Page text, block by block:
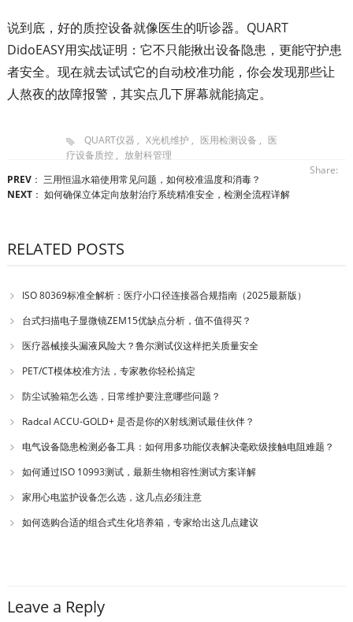
说到底，好的质控设备就像医生的听诊器。QUART
DidoEASY用实战证明：它不只能揪出设备隐患，更能守护患
者安全。现在就去试试它的自动校准功能，你会发现那些让
人熬夜的故障报警，其实点几下屏幕就能搞定。
QUART仪器 , X光机维护 , 医用检测设备 , 医
疗设备质控 , 放射科管理
Share:
PREV： 三用恒温水箱使用常见问题，如何校准温度和消毒？
NEXT： 如何确保立体定向放射治疗系统精准安全，检测全流程详解
RELATED POSTS
ISO 80369标准全解析：医疗小口径连接器合规指南（2025最新版）
台式扫描电子显微镜ZEM15优缺点分析，值不值得买？
医疗器械接头漏液风险大？鲁尔测试仪这样把关质量安全
PET/CT模体校准方法，专家教你轻松搞定
防尘试验箱怎么选，日常维护要注意哪些问题？
Radcal ACCU-GOLD+ 是否是你的X射线测试最佳伙伴？
电气设备隐患检测必备工具：如何用多功能仪表解决毫欧级接触电阻难题？
如何通过ISO 10993测试，最新生物相容性测试方案详解
家用心电监护设备怎么选，这几点必须注意
如何选购合适的组合式生化培养箱，专家给出这几点建议
Leave a Reply